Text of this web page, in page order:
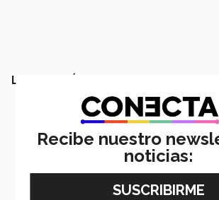
LEE TAMBIÉN:
Recibe nuestro
noticias: